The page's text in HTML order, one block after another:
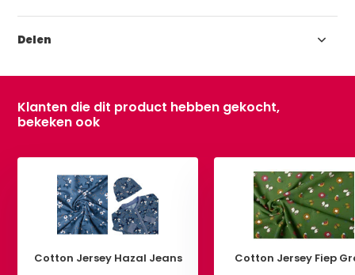
Delen
Klanten die dit product hebben gekocht,
bekeken ook
Cotton Jersey Hazal Jeans Cotton Jersey Fiep